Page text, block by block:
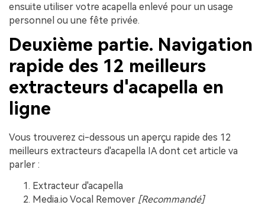
ensuite utiliser votre acapella enlevé pour un usage
personnel ou une fête privée.
Deuxième partie. Navigation
rapide des 12 meilleurs
extracteurs d'acapella en
ligne
Vous trouverez ci-dessous un aperçu rapide des 12
meilleurs extracteurs d'acapella IA dont cet article va
parler :
Extracteur d'acapella
Media.io Vocal Remover [Recommandé]